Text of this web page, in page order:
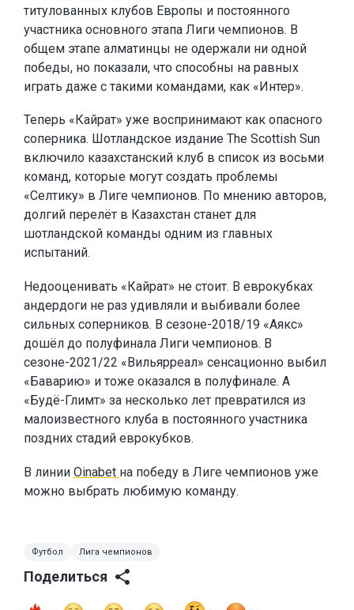
титулованных клубов Европы и постоянного
участника основного этапа Лиги чемпионов. В
общем этапе алматинцы не одержали ни одной
победы, но показали, что способны на равных
играть даже с такими командами, как «Интер».
Теперь «Кайрат» уже воспринимают как опасного
соперника. Шотландское издание The Scottish Sun
включило казахстанский клуб в список из восьми
команд, которые могут создать проблемы
«Селтику» в Лиге чемпионов. По мнению авторов,
долгий перелёт в Казахстан станет для
шотландской команды одним из главных
испытаний.
Недооценивать «Кайрат» не стоит. В еврокубках
андердоги не раз удивляли и выбивали более
сильных соперников. В сезоне-2018/19 «Аякс»
дошёл до полуфинала Лиги чемпионов. В
сезоне-2021/22 «Вильярреал» сенсационно выбил
«Баварию» и тоже оказался в полуфинале. А
«Будё-Глимт» за несколько лет превратился из
малоизвестного клуба в постоянного участника
поздних стадий еврокубков.
В линии Oinabet на победу в Лиге чемпионов уже
можно выбрать любимую команду.
Футбол Лига чемпионов
Поделиться